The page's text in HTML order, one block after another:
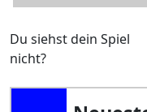
Du siehst dein Spiel
nicht?